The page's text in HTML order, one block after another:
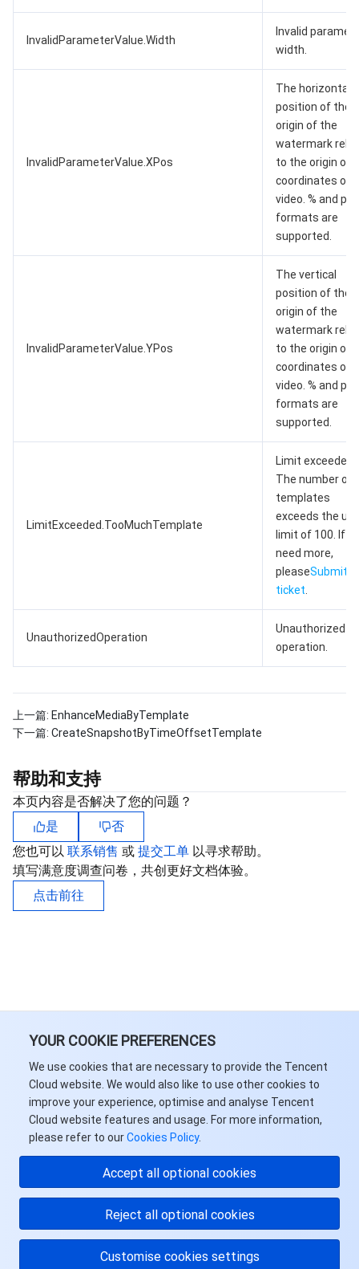
YOUR COOKIE PREFERENCES
We use cookies that are necessary to provide the Tencent
Cloud website. We would also like to use other cookies to
improve your experience, optimise and analyse Tencent
Cloud website features and usage. For more information,
please refer to ourCookies Policy.
Accept all optional cookies
Reject all optional cookies
Customise cookies settings
InvalidParameterValue.Width
Invalid
width.
InvalidParameterValue.XPos
The horizontal
position of the
origin of the
watermark
to the origin of
coordinates of
video. % and px
formats are
supported.
InvalidParameterValue.YPos
The vertical
position of the
origin of the
watermark
to the origin of
coordinates of
video. % and px
formats are
supported.
LimitExceeded.TooMuchTemplate
Limit exceeded:
The number of
templates
exceeds the
limit of 100. If
need more,
pleaseSubmit a
ticket
UnauthorizedOperation
Unauthorized
operation.
上一篇: EnhanceMediaByTemplate
下一篇: CreateSnapshotByTimeOffsetTemplate
帮助和支持
本页内容是否解决了您的问题？
是
否
您也可以 联系销售 或 提交工单 以寻求帮助。
填写满意度调查问卷，共创更好文档体验。
点击前往